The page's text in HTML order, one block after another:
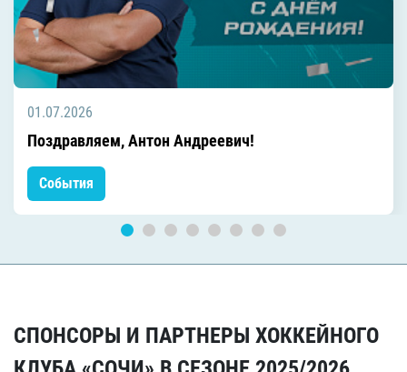
01.07.2026
Поздравляем, Антон Андреевич!
События
СПОНСОРЫ И ПАРТНЕРЫ ХОККЕЙНОГО